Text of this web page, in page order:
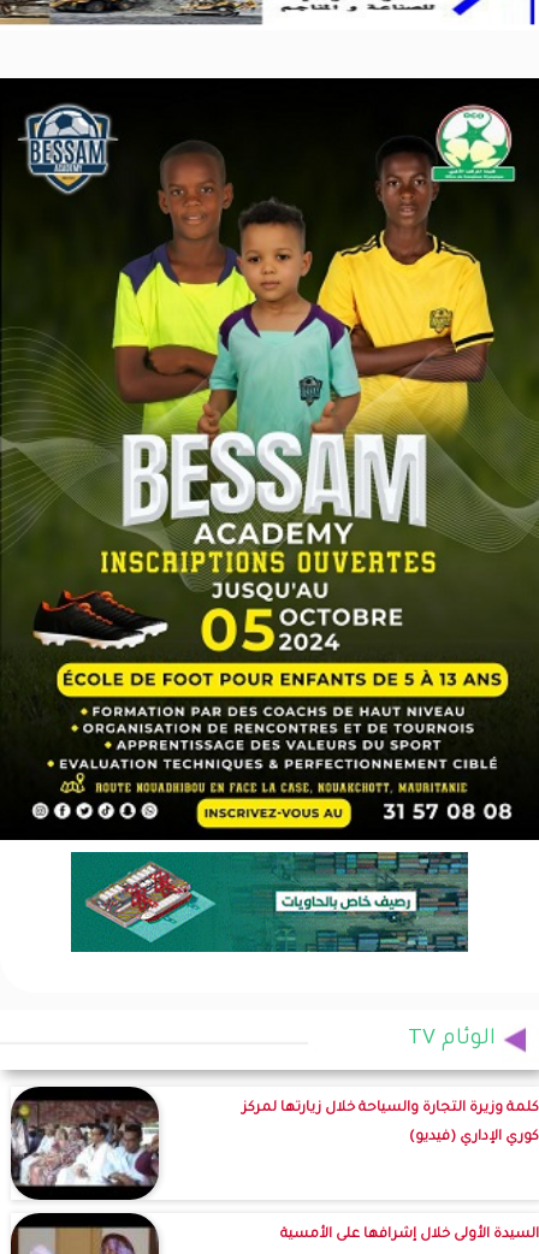
الوئام TV
كلمة وزيرة التجارة والسياحة خلال زيارتها لمركز
كوري الإداري (فيديو)
السيدة الأولى خلال إشرافها على الأمسية